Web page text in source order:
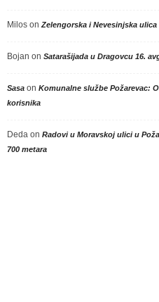
Milos onZelengorska i Nevesinjska
Bojan on Satarašijada u Dragovcu 16.
Sasa on Komunalne službe Požarevac:
korisnika
Deda on Radovi u Moravskoj ulici u
700 metara